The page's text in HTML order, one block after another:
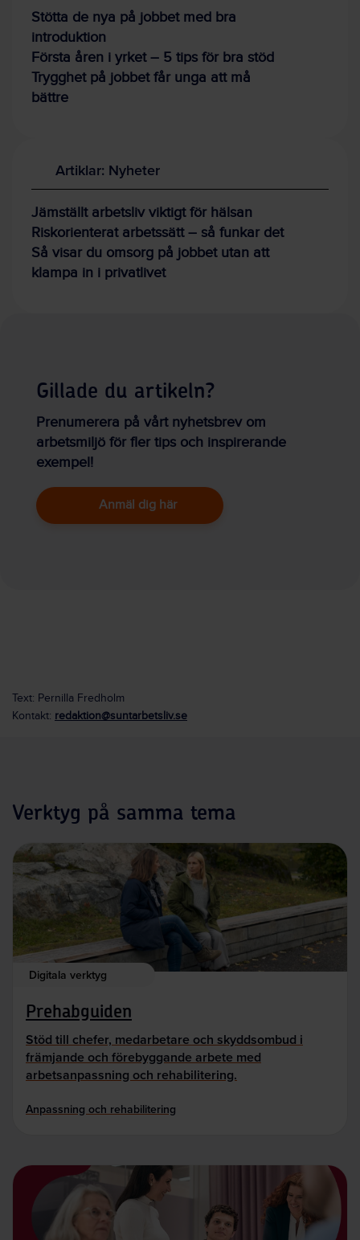
Stötta de nya på jobbet med bra
introduktion
Första åren i yrket – 5 tips för bra stöd
Trygghet på jobbet får unga att må
bättre
Artiklar: Nyheter
Jämställt arbetsliv viktigt för hälsan
Riskorienterat arbetssätt – så funkar det
Så visar du omsorg på jobbet utan att
klampa in i privatlivet
Gillade du artikeln?
Prenumerera på vårt nyhetsbrev om
arbetsmiljö för fler tips och inspirerande
exempel!
Anmäl dig här
Text: Pernilla Fredholm
Kontakt: redaktion@suntarbetsliv.se
Verktyg på samma tema
Digitala verktyg
Prehabguiden
Stöd till chefer, medarbetare och skyddsombud i
främjande och förebyggande arbete med
arbetsanpassning och rehabilitering.
Anpassning och rehabilitering